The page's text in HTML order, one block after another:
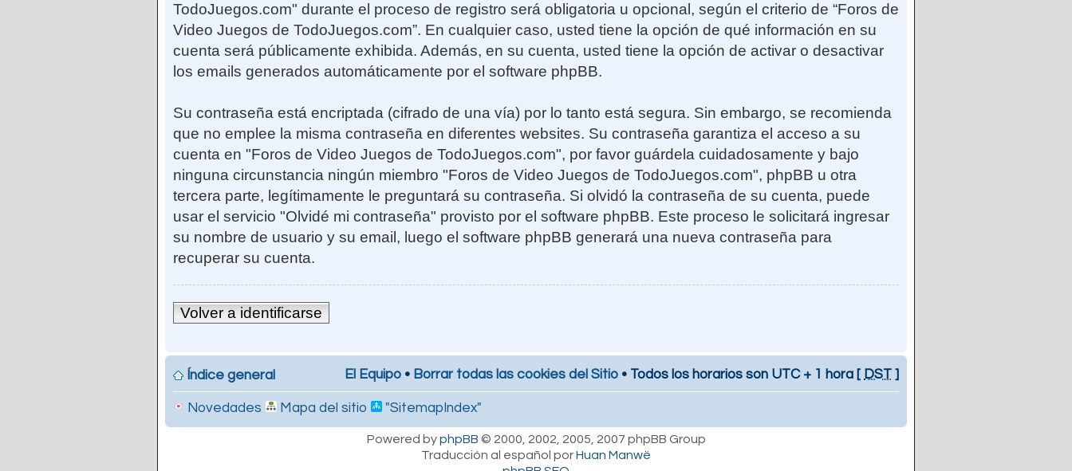
TodoJuegos.com" durante el proceso de registro será obligatoria u opcional, según el criterio de “Foros de
Video Juegos de TodoJuegos.com”. En cualquier caso, usted tiene la opción de qué información en su
cuenta será públicamente exhibida. Además, en su cuenta, usted tiene la opción de activar o desactivar
los emails generados automáticamente por el software phpBB.
Su contraseña está encriptada (cifrado de una vía) por lo tanto está segura. Sin embargo, se recomienda
que no emplee la misma contraseña en diferentes websites. Su contraseña garantiza el acceso a su
cuenta en "Foros de Video Juegos de TodoJuegos.com", por favor guárdela cuidadosamente y bajo
ninguna circunstancia ningún miembro "Foros de Video Juegos de TodoJuegos.com", phpBB u otra
tercera parte, legítimamente le preguntará su contraseña. Si olvidó la contraseña de su cuenta, puede
usar el servicio "Olvidé mi contraseña" provisto por el software phpBB. Este proceso le solicitará ingresar
su nombre de usuario y su email, luego el software phpBB generará una nueva contraseña para
recuperar su cuenta.
Volver a identificarse
Índice general El Equipo • Borrar todas las cookies del Sitio • Todos los horarios son UTC + 1 hora [ DST ]
Novedades Mapa del sitio "SitemapIndex"
Powered byphpBB © 2000, 2002, 2005, 2007 phpBB Group
Traducción al español porHuan Manwë